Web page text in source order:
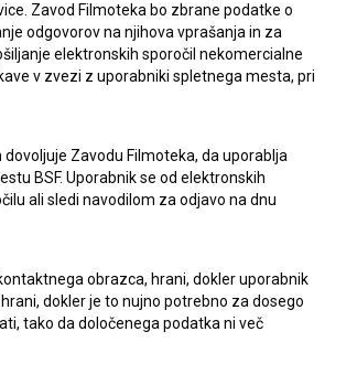
Zavod Filmoteka bo zbrane podatke o
odgovorov na njihova vprašanja in za
elektronskih sporočil nekomercialne
v zvezi z uporabniki spletnega mesta, pri
Zavodu Filmoteka, da uporablja
BSF. Uporabnik se od elektronskih
ali sledi navodilom za odjavo na dnu
obrazca, hrani, dokler uporabnik
dokler je to nujno potrebno za dosego
tako da določenega podatka ni več